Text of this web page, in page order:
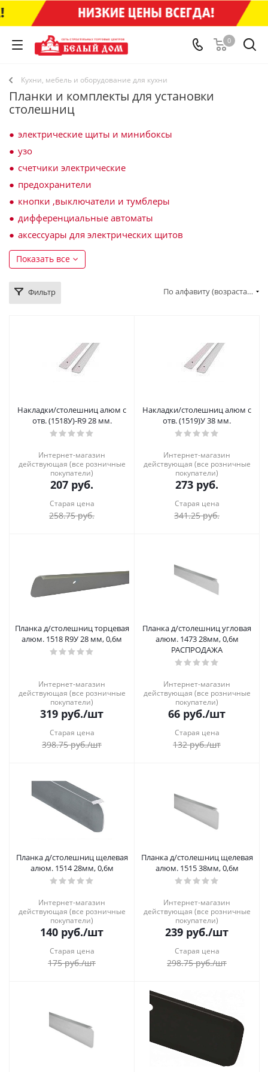
0
Кухни, мебель и оборудование для кухни
Планки и комплекты для установки
столешниц
электрические щиты и минибоксы
узо
счетчики электрические
предохранители
кнопки ,выключатели и тумблеры
дифференциальные автоматы
аксессуары для электрических щитов
Показать все
Фильтр По алфавиту (возрастание)
Накладки/столешниц алюм с
отв. (1518У)-R9 28 мм.
Интернет-магазин
действующая (все розничные
покупатели)
207 руб.
Старая цена
258.75руб.
Накладки/столешниц алюм с
отв. (1519)У 38 мм.
Интернет-магазин
действующая (все розничные
покупатели)
273 руб.
Старая цена
341.25руб.
Планка д/столешниц торцевая
алюм. 1518 R9У 28 мм, 0,6м
Интернет-магазин
действующая (все розничные
покупатели)
319 руб./шт
Старая цена
398.75руб./шт
Планка д/столешниц угловая
алюм. 1473 28мм, 0,6м
РАСПРОДАЖА
Интернет-магазин
действующая (все розничные
покупатели)
66 руб./шт
Старая цена
132руб./шт
Планка д/столешниц щелевая
алюм. 1514 28мм, 0,6м
Интернет-магазин
действующая (все розничные
покупатели)
140 руб./шт
Старая цена
175руб./шт
Планка д/столешниц щелевая
алюм. 1515 38мм, 0,6м
Интернет-магазин
действующая (все розничные
покупатели)
239 руб./шт
Старая цена
298.75руб./шт